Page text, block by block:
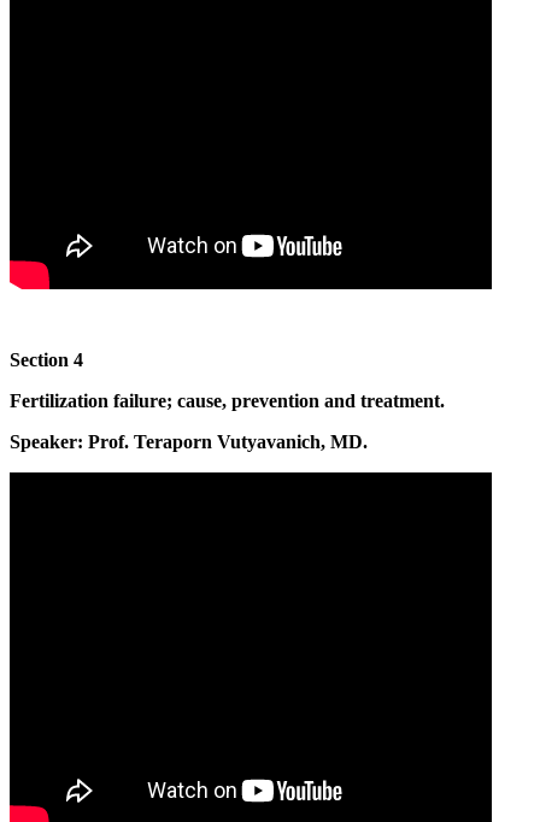
Section 4
Fertilization failure; cause, prevention and treatment.
Speaker: Prof. Teraporn Vutyavanich, MD.